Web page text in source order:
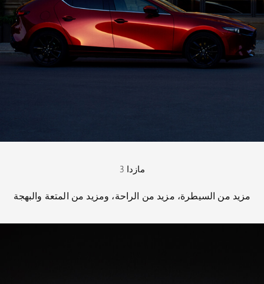
مازدا 3
مزيد من السيطرة، مزيد من الراحة، ومزيد من المتعة والبهجة